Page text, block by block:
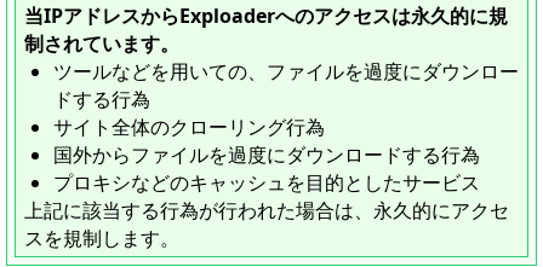
当IPアドレスからExploaderへのアクセスは永久的に規
制されています。
ツールなどを用いての、ファイルを過度にダウンロー
ドする行為
サイト全体のクローリング行為
国外からファイルを過度にダウンロードする行為
プロキシなどのキャッシュを目的としたサービス
上記に該当する行為が行われた場合は、永久的にアクセ
スを規制します。